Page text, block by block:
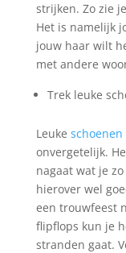
strijken. Zo zie
Het is namelijk
jouw haar wilt
met andere
Trek leuke
Leuke schoenen
onvergetelijk.
nagaat wat je
hierover wel
een trouwfeest
flipflops kun je
stranden gaat.